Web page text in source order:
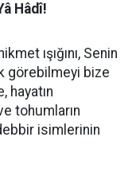
Hâdî!
ışığını, Senin
görebilmeyi bize
hayatın
tohumların
isimlerinin